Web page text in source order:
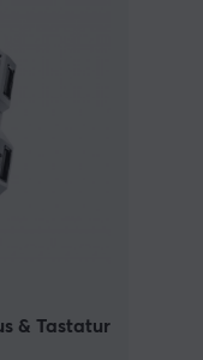
& Tastatur